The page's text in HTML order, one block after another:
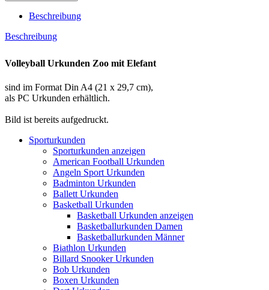
Beschreibung
Beschreibung
Volleyball Urkunden Zoo mit Elefant
sind im Format Din A4 (21 x 29,7 cm),
als PC Urkunden erhältlich.
Bild ist bereits aufgedruckt.
Sporturkunden
Sporturkunden anzeigen
American Football Urkunden
Angeln Sport Urkunden
Badminton Urkunden
Ballett Urkunden
Basketball Urkunden
Basketball Urkunden anzeigen
Basketballurkunden Damen
Basketballurkunden Männer
Biathlon Urkunden
Billard Snooker Urkunden
Bob Urkunden
Boxen Urkunden